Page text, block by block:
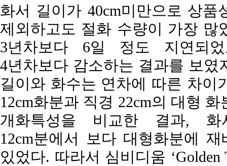
화서 길이가 40cm미만으로 상
제외하고도 절화 수량이 가장 많
3년차보다 6일 정도 지연되
4년차보다 감소하는 결과를 보
길이와 화수는 연차에 따른 차이
12cm화분과 직경 22cm의 대형
개화특성을 비교한 결과,
12cm분에서 보다 대형화분에
있었다. 따라서 심비디움